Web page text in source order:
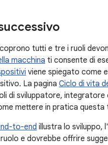
tutti e tre i ruoli
macchina ti consente di
viene spiegato come
La pagina Ciclo di vita
di sviluppatore,
mettere in pratica questa
to-end illustra lo sviluppo,
e dovrebbe offrire